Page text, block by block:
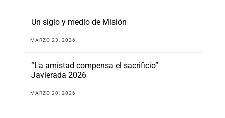
Un siglo y medio de Misión
MARZO 23, 2026
“La amistad compensa el sacrificio”
Javierada 2026
MARZO 20, 2026